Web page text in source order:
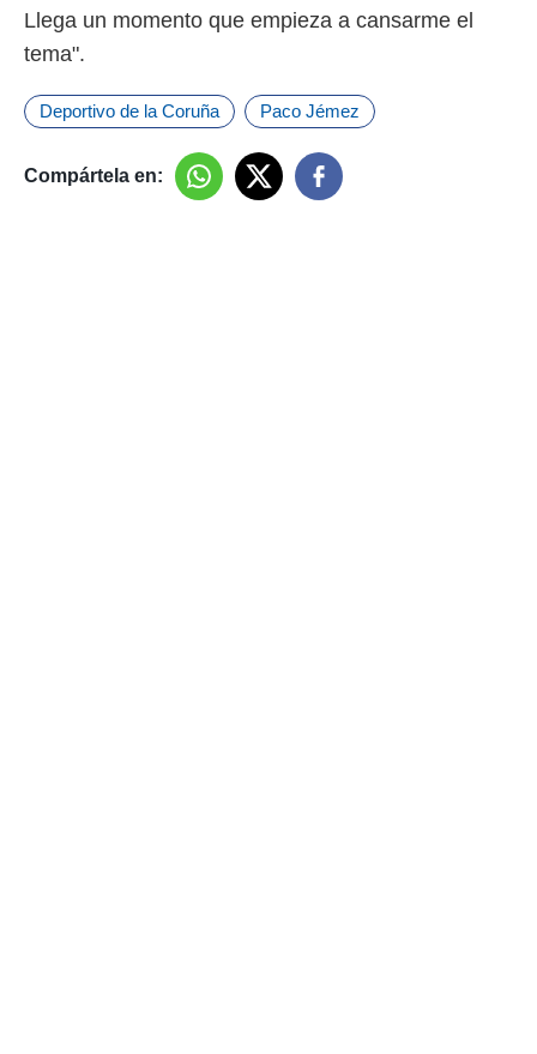
Llega un momento que empieza a cansarme el
tema".
Deportivo de la Coruña Paco Jémez
Compártela en: